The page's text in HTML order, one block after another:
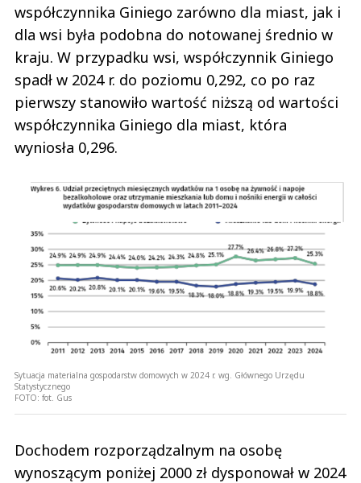
współczynnika Giniego zarówno dla miast, jak i
dla wsi była podobna do notowanej średnio w
kraju. W przypadku wsi, współczynnik Giniego
spadł w 2024 r. do poziomu 0,292, co po raz
pierwszy stanowiło wartość niższą od wartości
współczynnika Giniego dla miast, która
wyniosła 0,296.
Sytuacja materialna gospodarstw domowych w 2024 r. wg. Głównego Urzędu
Statystycznego
FOTO: fot. Gus
Dochodem rozporządzalnym na osobę
wynoszącym poniżej 2000 zł dysponował w 2024